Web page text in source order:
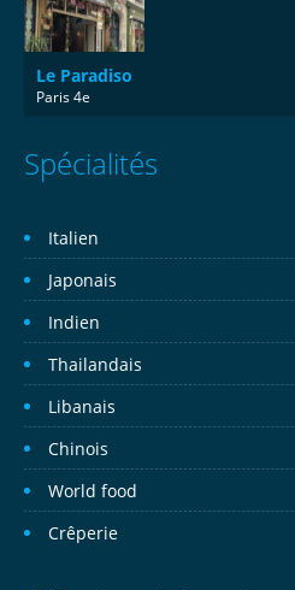
Le Paradiso
Paris 4e
Spécialités
Italien
Japonais
Indien
Thailandais
Libanais
Chinois
World food
Crêperie